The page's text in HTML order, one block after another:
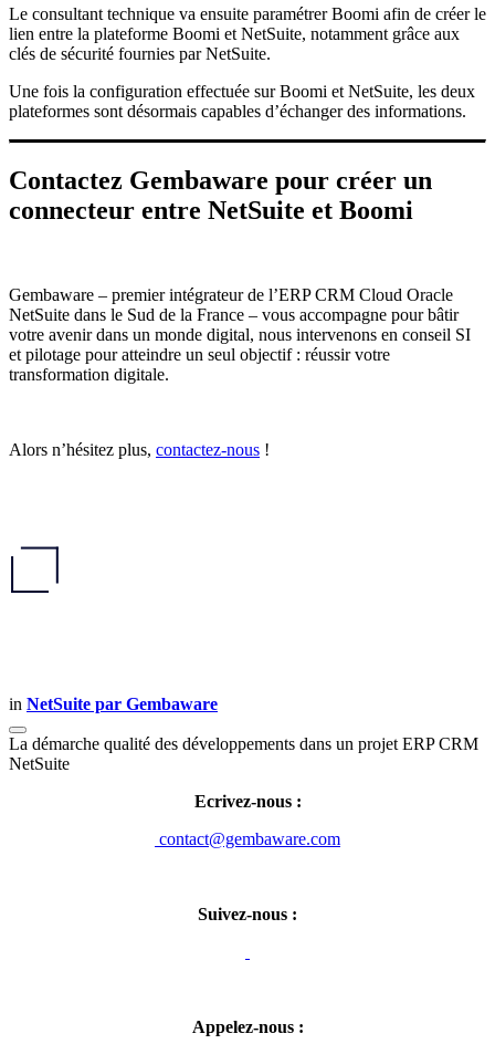
Le consultant technique va ensuite paramétrer Boomi afin de créer le
lien entre la plateforme Boomi et NetSuite, notamment grâce aux
clés de sécurité fournies par NetSuite.
Une fois la configuration effectuée sur Boomi et NetSuite, les deux
plateformes sont désormais capables d’échanger des informations.
Contactez Gembaware pour créer un
connecteur entre NetSuite et Boomi
Gembaware – premier intégrateur de l’ERP CRM Cloud Oracle
NetSuite dans le Sud de la France – vous accompagne pour bâtir
votre avenir dans un monde digital, nous intervenons en conseil SI
et pilotage pour atteindre un seul objectif : réussir votre
transformation digitale.
Alors n’hésitez plus, contactez-nous !
in NetSuite par Gembaware
La démarche qualité des développements dans un projet ERP CRM
NetSuite
Ecrivez-nous :
contact@gembaware.com
Suivez-nous :
Appelez-nous :